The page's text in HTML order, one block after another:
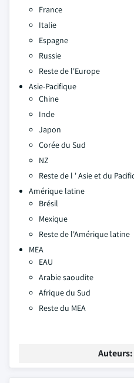
France
Italie
Espagne
Russie
Reste de l'Europe
Asie-Pacifique
Chine
Inde
Japon
Corée du Sud
NZ
Reste de l ' Asie et du
Amérique latine
Brésil
Mexique
Reste de l'Amérique latine
MEA
EAU
Arabie saoudite
Afrique du Sud
Reste du MEA
Auteurs: